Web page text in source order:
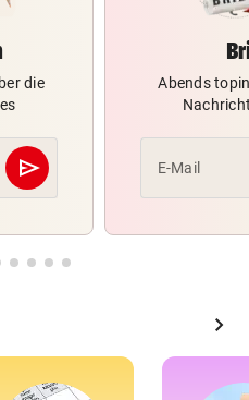
die
send
Abschicken
Abends
E-Mail
chevron_right